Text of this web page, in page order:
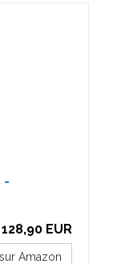
-
128,90 EUR
Amazon